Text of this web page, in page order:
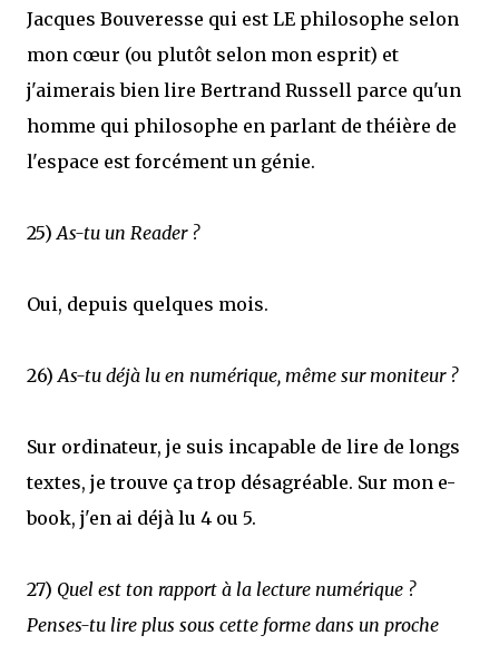
Jacques Bouveresse qui est LE philosophe selon
mon cœur (ou plutôt selon mon esprit) et
j'aimerais bien lire Bertrand Russell parce qu'un
homme qui philosophe en parlant de théière de
l'espace est forcément un génie.
25)As-tu un Reader ?
Oui, depuis quelques mois.
26)As-tu déjà lu en numérique, même sur moniteur ?
Sur ordinateur, je suis incapable de lire de longs
textes, je trouve ça trop désagréable. Sur mon e-
book, j'en ai déjà lu 4 ou 5.
27) Quel est ton rapport à la lecture numérique ?
Penses-tu lire plus sous cette forme dans un proche